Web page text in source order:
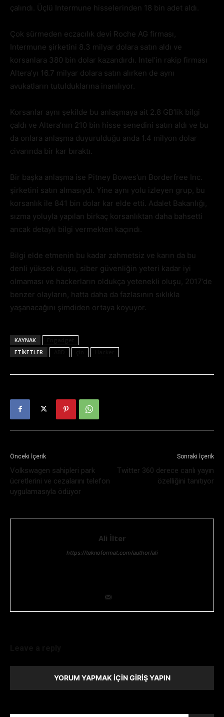
çalındı. Üçlü Intermune hisselerinden 18 bin adet aldı.
Çok sürmeden eczacılık devi Roche AG firması,
Intermune şirketini 8.3 milyar dolara satın aldı ve
korsanlara 380 bin dolar kazandırdı. Intel’in rakip firması
Altera’yı 16.7 milyar dolara satın alırken de aynı
avukatların tutulduklarına inanılıyor.
Korsanlar aynı şekilde bu anlaşmaya ait 2.8 GB’lik bilgi
çaldı ve Altera’nın 210 bin hisse senedini satın aldı ve bu
da onlara anlaşma duyurulduğu anda 1.4 milyon dolar
civarında bir kar bıraktı.
Bir başka anlaşma ise Pitney Bowes’un Borderfree Inc.
şirketini satın almasıydı. Yine aynı yolu izleyen grup, bu
korsanlık ile 841 bin dolar kar elde etti. Adalet Bakanlığı,
sızma yoluyla yapılan birkaç korsanlıktan daha bahsetti
ancak detaylı bilgi vermekten kaçındı.
Bilgi elde etmenin bu kadar zahmetsiz ve karın da bu
denli yüksek oluşu, siber güvenliğin yeteri kadar iyi
olmaması ve hackerların oldukça yetenekli oluşu, 2017’de
benzer olayların, hatta daha da fazlasının sıklıkla
yaşanacağını şimdiden ortaya koyuyor.
KAYNAK
ETIKETLER
Önceki İçerik
Volkswagen sahipleri park
ücretlerini ve cezalarını telefon
uygulamasıyla ödüyor
Sonraki İçerik
Twitter 360 derece canlı yayın
özelliğini tanıtıyor
Ali İlter
https://teknoformat.com/author/ali
YORUM YAPMAK İÇIN GIRIŞ YAPIN